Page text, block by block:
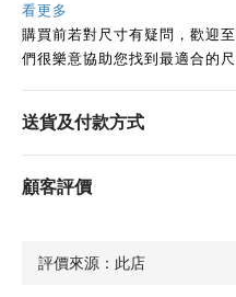
看更多
購買前若對尺寸有疑問，歡迎
們很樂意協助您找到最適合的尺
送貨及付款方式
顧客評價